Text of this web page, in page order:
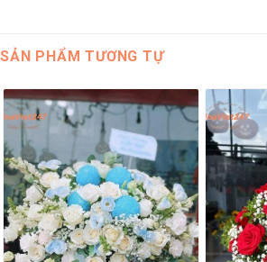
SẢN PHẨM TƯƠNG TỰ